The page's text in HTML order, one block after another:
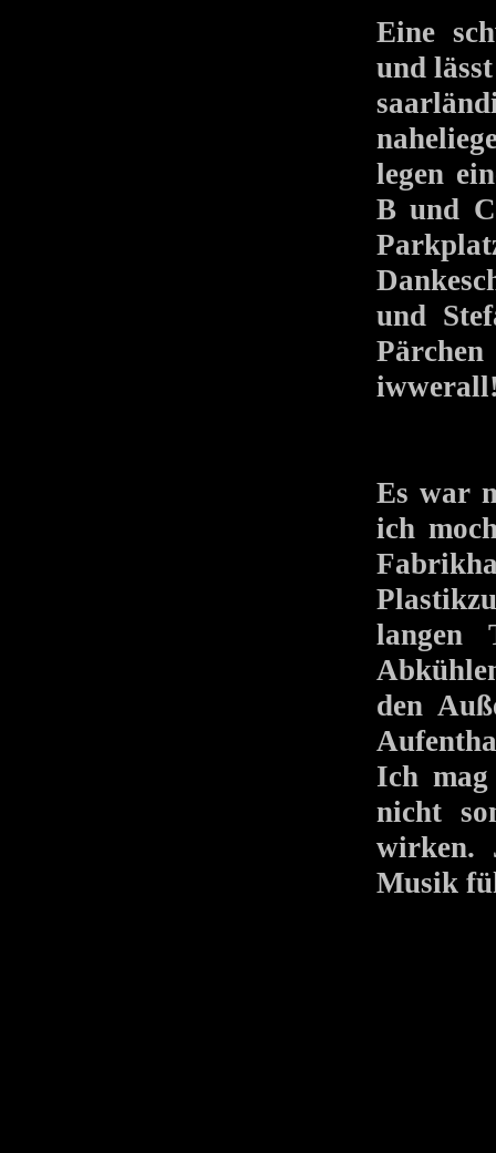
Eine
und
legen
B und
und
Es war
ich
langen
den
Ich
nicht
wirken.
Musik